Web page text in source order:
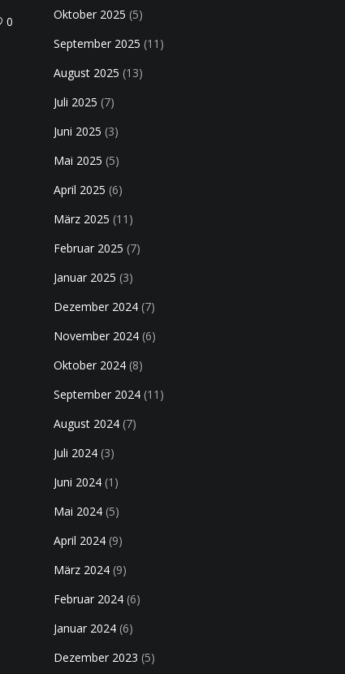
0
Oktober 2025 (5)
September 2025 (11)
August 2025 (13)
Juli 2025 (7)
Juni 2025 (3)
Mai 2025 (5)
April 2025 (6)
März 2025 (11)
Februar 2025 (7)
Januar 2025 (3)
Dezember 2024(7)
November 2024(6)
Oktober 2024(8)
September 2024(11)
August 2024(7)
Juli 2024(3)
Juni 2024(1)
Mai 2024(5)
April 2024(9)
März 2024(9)
Februar 2024(6)
Januar 2024(6)
Dezember 2023 (5)